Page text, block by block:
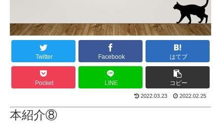
Twitter Facebook はてブ
Pocket LINE コピー
2022.03.23 2022.02.25
本紹介⑧